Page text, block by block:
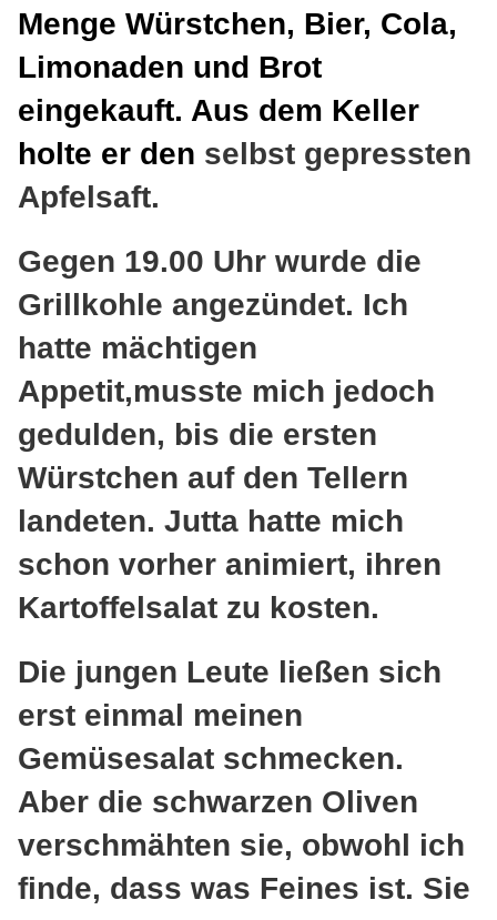
Menge Würstchen, Bier, Cola,
Limonaden und Brot
eingekauft. Aus dem Keller
holte er den selbst gepressten
Apfelsaft.
Gegen 19.00 Uhr wurde die
Grillkohle angezündet. Ich
hatte mächtigen
Appetit,musste mich jedoch
gedulden, bis die ersten
Würstchen auf den Tellern
landeten. Jutta hatte mich
schon vorher animiert, ihren
Kartoffelsalat zu kosten.
Die jungen Leute ließen sich
erst einmal meinen
Gemüsesalat schmecken.
Aber die schwarzen Oliven
verschmähten sie, obwohl ich
finde, dass was Feines ist. Sie